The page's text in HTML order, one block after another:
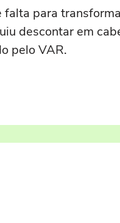
para
descontar em
pelo VAR.